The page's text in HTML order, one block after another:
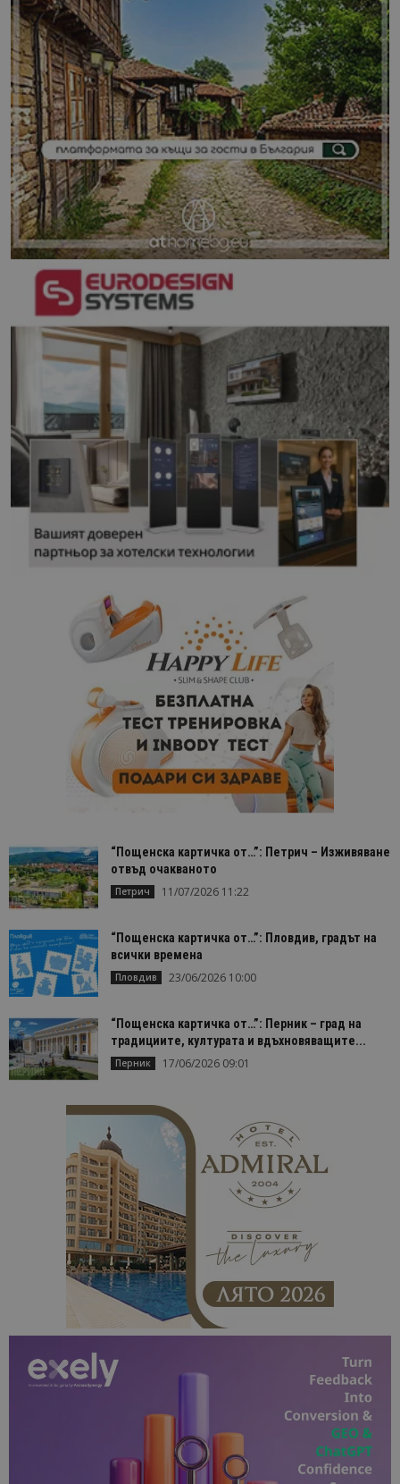
“Пощенска картичка от…”: Петрич – Изживяване
отвъд очакваното
Петрич 11/07/2026 11:22
“Пощенска картичка от…”: Пловдив, градът на
всички времена
Пловдив 23/06/2026 10:00
“Пощенска картичка от…”: Перник – град на
традициите, културата и вдъхновяващите...
Перник 17/06/2026 09:01